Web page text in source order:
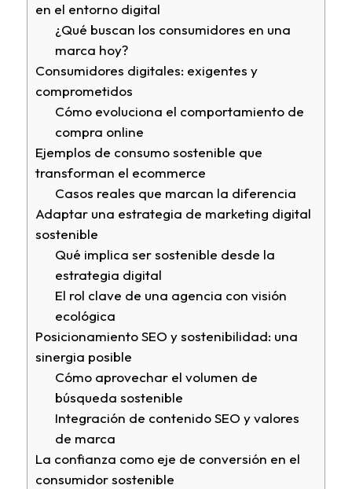
en el entorno digital
¿Qué buscan los consumidores en una
marca hoy?
Consumidores digitales: exigentes y
comprometidos
Cómo evoluciona el comportamiento de
compra online
Ejemplos de consumo sostenible que
transforman el ecommerce
Casos reales que marcan la diferencia
Adaptar una estrategia de marketing digital
sostenible
Qué implica ser sostenible desde la
estrategia digital
El rol clave de una agencia con visión
ecológica
Posicionamiento SEO y sostenibilidad: una
sinergia posible
Cómo aprovechar el volumen de
búsqueda sostenible
Integración de contenido SEO y valores
de marca
La confianza como eje de conversión en el
consumidor sostenible